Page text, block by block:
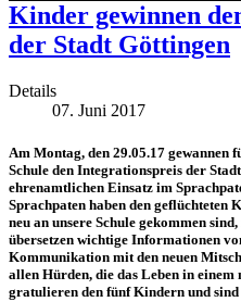
Kinder gewinnen
der Stadt Göttingen
Details
07. Juni 2017
Am Montag, den 29.05.17 gewannen
Schule den Integrationspreis der
ehrenamtlichen Einsatz im
Sprachpaten haben den geflüchteten
neu an unsere Schule gekommen
übersetzen wichtige Informationen
Kommunikation mit den neuen
allen Hürden, die das Leben in
gratulieren den fünf Kindern und